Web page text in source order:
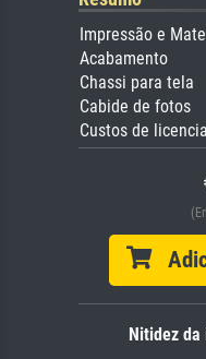
Impressão e
Acabamento
Chassi para tela
Cabide de fotos
Custos de
Nitidez da